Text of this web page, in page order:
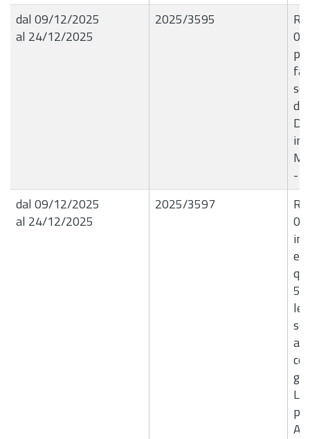
dal 09/12/2025
al 24/12/2025
2025/3595
-
dal 09/12/2025
al 24/12/2025
2025/3597
ex
5,